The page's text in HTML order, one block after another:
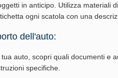
in anticipo. Utilizza materiali
ogni scatola con una
dell'auto:
auto, scopri quali documenti e
specifiche.